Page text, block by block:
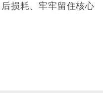
损耗、牢牢留住核心